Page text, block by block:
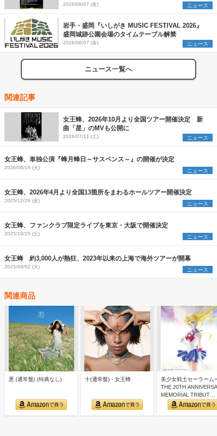
発表
2026/08/07 (金) ニュース
岩手・盛岡『いしがき MUSIC FESTIVAL 2026』
盛岡城跡公園会場のタイムテーブル解禁
2026/08/07 (金) ニュース
ニュース一覧へ
関連記事
女王蜂、2026年10月より全国ツアー開催決定 新
曲「星」のMVも公開に
2026/07/11 (土) ニュース
女王蜂、単独公演『蜂月蜂日～サスペンス～』の開催が決定
2026/06/16 (火) ニュース
女王蜂、2026年4月より全国13箇所をまわるホールツアー開催決定
2025/12/26 (金) ニュース
女王蜂、ファンクラブ限定ライブを東京・大阪で開催決定
2025/10/25 (土) ニュース
女王蜂 約3,000人が熱狂、2023年以来の上海で海外ツアーが開幕
2025/09/02 (火) ニュース
関連商品
悪 (通常盤) (特典なし) 十(通常盤) - 女王蜂
美少女戦士セーラーム
THE 20TH
MEMORIAL TRIBUT…